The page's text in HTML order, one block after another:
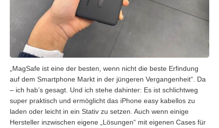
„MagSafe ist eine der besten, wenn nicht die beste Erfindung
auf dem Smartphone Markt in der jüngeren Vergangenheit“. Da
– ich hab’s gesagt. Und ich stehe dahinter: Es ist schlichtweg
super praktisch und ermöglicht das iPhone easy kabellos zu
laden oder leicht in ein Stativ zu setzen. Auch wenn einige
Hersteller inzwischen eigene „Lösungen“ mit eigenen Cases für